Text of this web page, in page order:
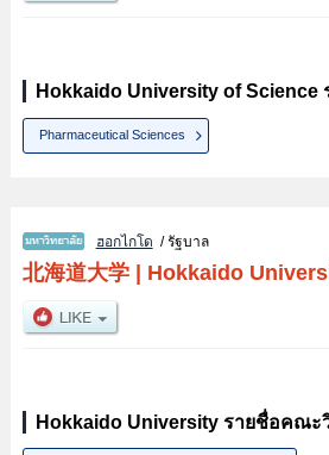
Hokkaido University of
Pharmaceutical Sciences
ฮอกไกโด / รัฐบาล
北海道大学| Hokkaido
Hokkaido University รายชื่อคณะ